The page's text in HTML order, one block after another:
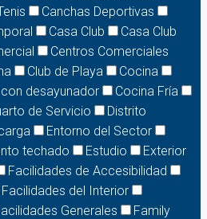
Canchas Deportivas
Casa Club
Casa Club
Centros Comerciales
Club de Playa
Cocina
desayunador
Cocina Fría
de Servicio
Distrito
Entorno del Sector
techado Estudio
Exterior
Facilidades de Accesibilidad
Facilidades del Interior
Generales
Family